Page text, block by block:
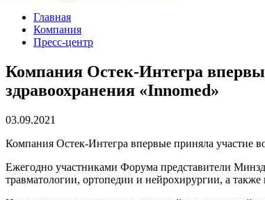
Главная
Компания
Пресс-центр
Компания Остек-Интегра
здравоохранения «Innomed»
03.09.2021
Компания Остек-Интегра впервые приняла участие
Ежегодно участниками Форума представители
травматологии, ортопедии и нейрохирургии, а